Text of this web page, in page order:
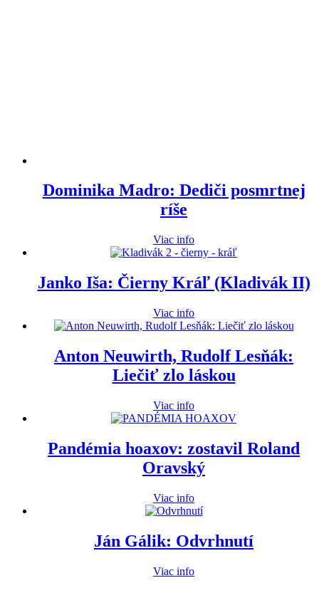
Dominika Madro: Dediči posmrtnej
ríše
Viac info
Janko Iša: Čierny Kráľ (Kladivák II)
Viac info
Anton Neuwirth, Rudolf Lesňák:
Liečiť zlo láskou
Viac info
Pandémia hoaxov: zostavil Roland
Oravský
Viac info
Ján Gálik: Odvrhnutí
Viac info